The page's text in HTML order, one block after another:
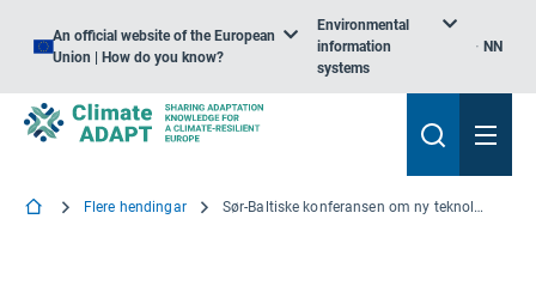
An official website of the European
Union | How do you know?
Environmental
information
systems
NN
Flere hendingar Sør-Baltiske konferansen om ny teknologi og den siste utviklinga i flaumvern, Gdansk, Polen